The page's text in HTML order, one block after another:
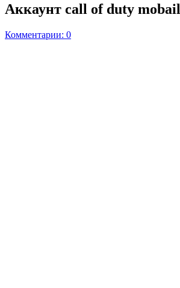
Аккаунт call of duty mobail
Комментарии: 0